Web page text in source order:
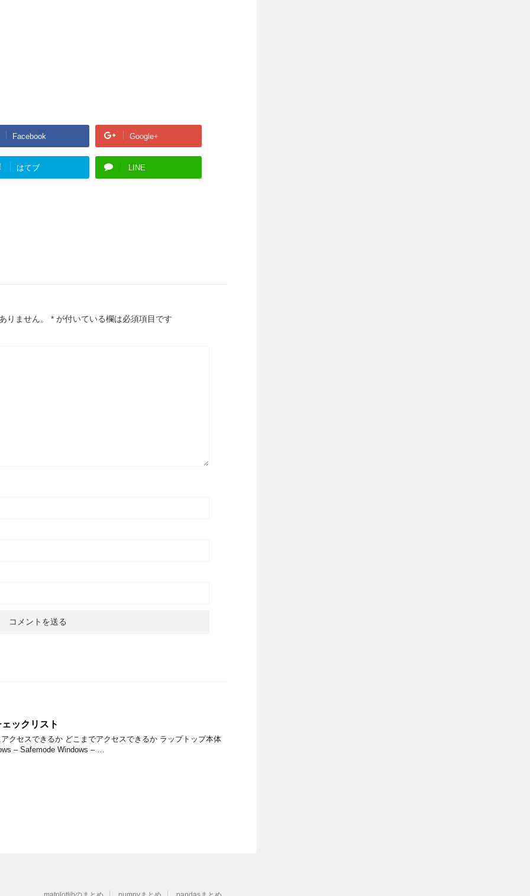
Facebook Google+
はてブ LINE
りません。 * が付いている欄は必須項目です
ックリスト
クセスできるか どこまでアクセスできるか ラップトップ本体
– Safemode Windows – …